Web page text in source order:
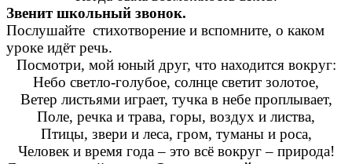
Звенит школьный звонок.
Послушайте стихотворение и вспомните, о каком
уроке идёт речь.
Посмотри, мой юный друг, что находится вокруг:
Небо светло-голубое, солнце светит золотое,
Ветер листьями играет, тучка в небе проплывает,
Поле, речка и трава, горы, воздух и листва,
Птицы, звери и леса, гром, туманы и роса,
Человек и время года – это всё вокруг – природа!